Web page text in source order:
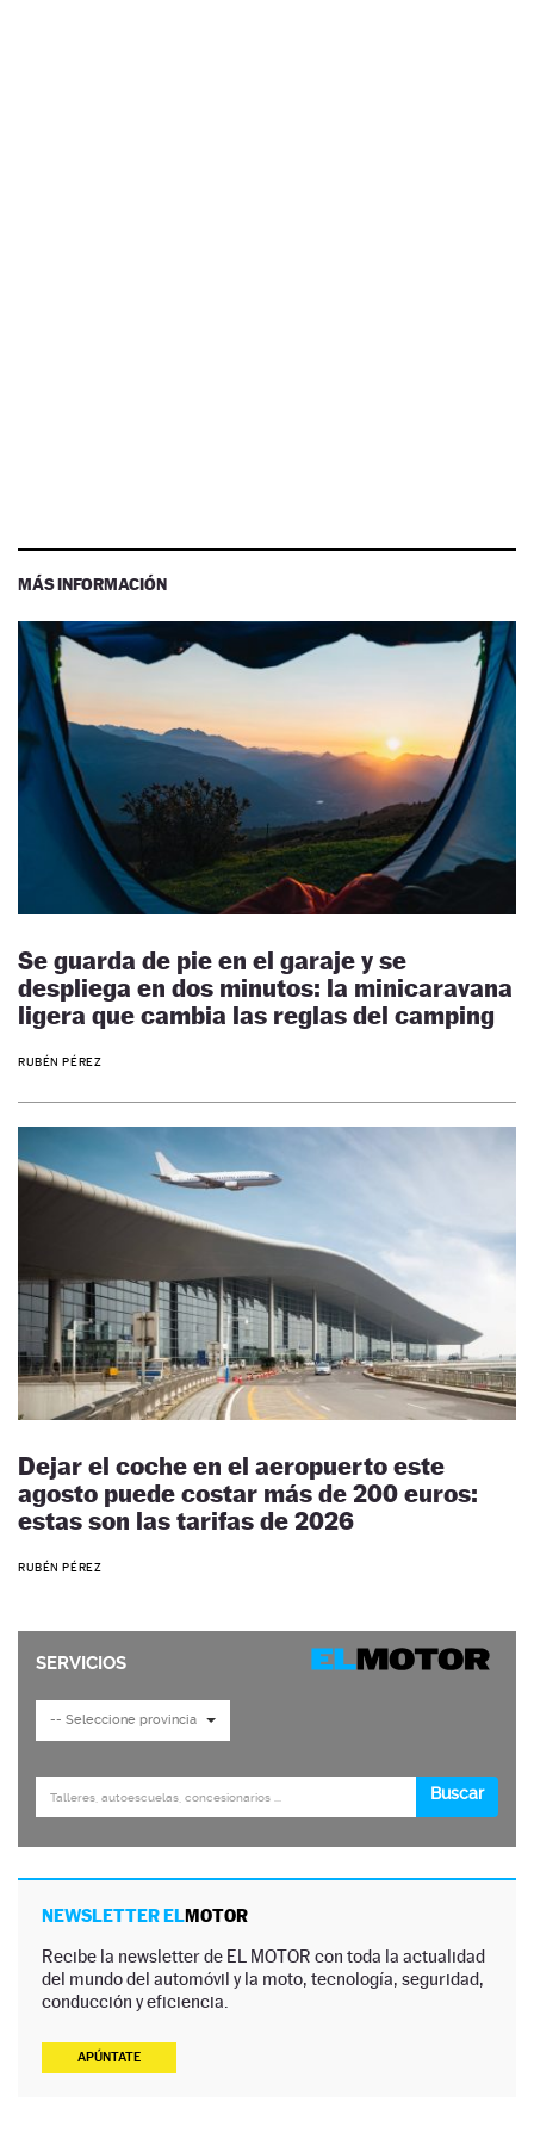
MÁS INFORMACIÓN
Se guarda de pie en el garaje y se
despliega en dos minutos: la minicaravana
ligera que cambia las reglas del camping
RUBÉN PÉREZ
Dejar el coche en el aeropuerto este
agosto puede costar más de 200 euros:
estas son las tarifas de 2026
RUBÉN PÉREZ
NEWSLETTER ELMOTOR
Recibe la newsletter de EL MOTOR con toda la actualidad
del mundo del automóvil y la moto, tecnología, seguridad,
conducción y eficiencia.
APÚNTATE